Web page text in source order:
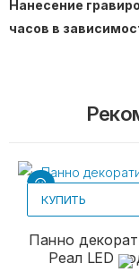
Нанесение
часов в
КУПИТЬ
Панно
Реал LED